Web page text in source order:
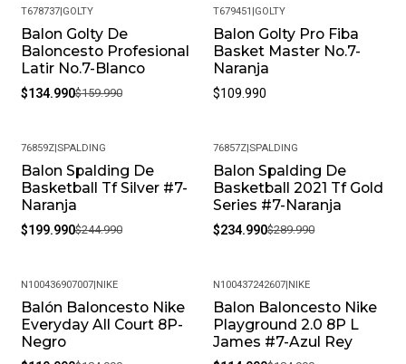
-16%
T678737|GOLTY
Balon Golty De
Baloncesto Profesional
Latir No.7-Blanco
$134.990$159.990
T679451 |GOLTY
Balon Golty Pro Fiba
Basket Master No.7-
Naranja
$109.990
-18%
76859Z|SPALDING
Balon Spalding De
Basketball Tf Silver #7-
Naranja
$199.990$244.990
-19%
76857Z|SPALDING
Balon Spalding De
Basketball 2021 Tf Gold
Series #7-Naranja
$234.990$289.990
-35%
N100436907007|NIKE
Balón Baloncesto Nike
Everyday All Court 8P-
Negro
-38%
N100437242607|NIKE
Balon Baloncesto Nike
Playground 2.0 8P L
James #7-Azul Rey